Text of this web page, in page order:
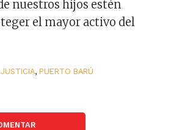
nuestros hijos estén
el mayor activo del
,PUERTO BARÚ